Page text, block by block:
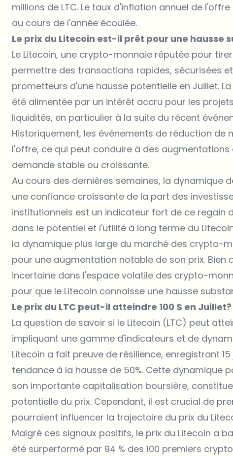
millions de LTC. Le taux d'inflation annuel de l'offre
au cours de l'année écoulée.
Le prix du Litecoin est-il prêt pour une hausse
Le Litecoin, une crypto-monnaie réputée pour
permettre des transactions rapides, sécurisées
prometteurs d'une hausse potentielle en Juillet.
été alimentée par un intérêt accru pour les
liquidités, en particulier à la suite du récent
Historiquement, les événements de réduction
l'offre, ce qui peut conduire à des
demande stable ou croissante.
Au cours des dernières semaines, la dynamique
une confiance croissante de la part des
institutionnels est un indicateur fort de ce regain
dans le potentiel et l'utilité à long terme du
la dynamique plus large du marché des crypto-
pour une augmentation notable de son prix.
incertaine dans l'espace volatile des crypto-
pour que le Litecoin connaisse une hausse
Le prix du LTC peut-il atteindre 100 $ en Juillet?
La question de savoir si le Litecoin (LTC) peut
impliquant une gamme d'indicateurs et de
Litecoin a fait preuve de résilience, enregistrant
tendance à la hausse de 50%. Cette dynamique
son importante capitalisation boursière,
potentielle du prix. Cependant, il est crucial de
pourraient influencer la trajectoire du prix du
Malgré ces signaux positifs, le prix du Litecoin a
été surperformé par 94 % des 100 premiers